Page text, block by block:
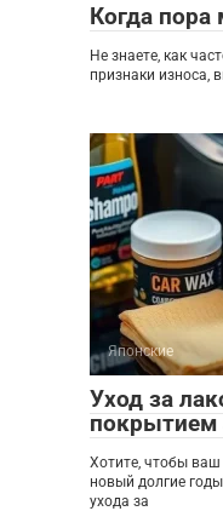
Когда пора
Не знаете, как
признаки износа,
Японские
Уход за
покрытием
Хотите, чтобы
новый долгие
ухода за